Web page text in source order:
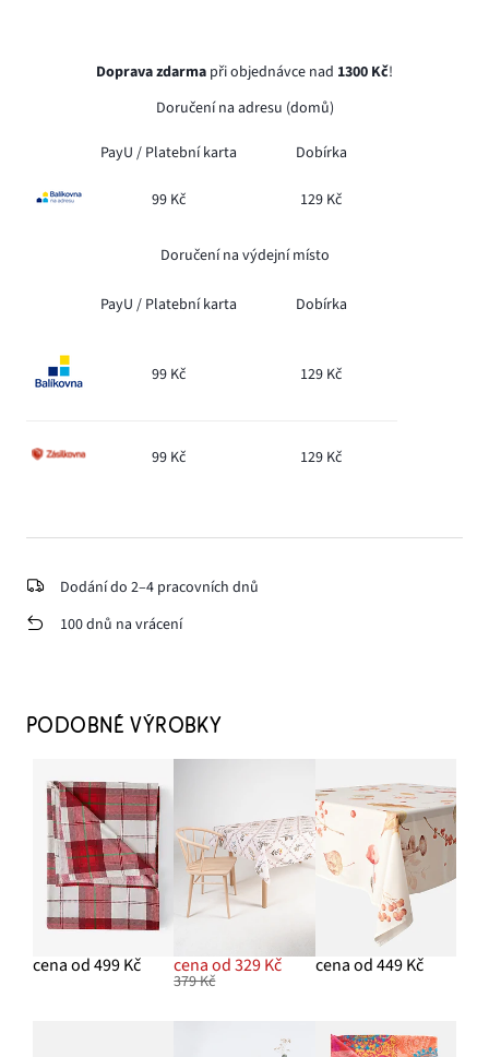
Doprava zdarma při objednávce nad 1300 Kč!
Doručení na adresu (domů)
PayU / Platební karta Dobírka
99 Kč 129 Kč
Doručení na výdejní místo
PayU / Platební karta Dobírka
99 Kč 129 Kč
99 Kč 129 Kč
Dodání do 2–4 pracovních dnů
100 dnů na vrácení
PODOBNÉ VÝROBKY
cena od 499 Kč cena od 329 Kč
379 Kč
cena od 449 Kč